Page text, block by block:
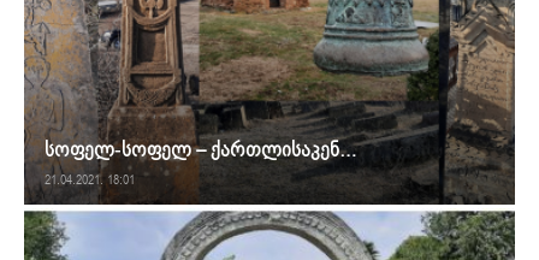
სოფელ-სოფელ – ქართლისაკენ…
21.04.2021. 18:01